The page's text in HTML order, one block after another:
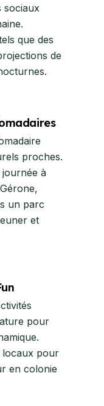
sociaux
que des
de
proches.
à
un parc
et
pour
locaux pour
en colonie